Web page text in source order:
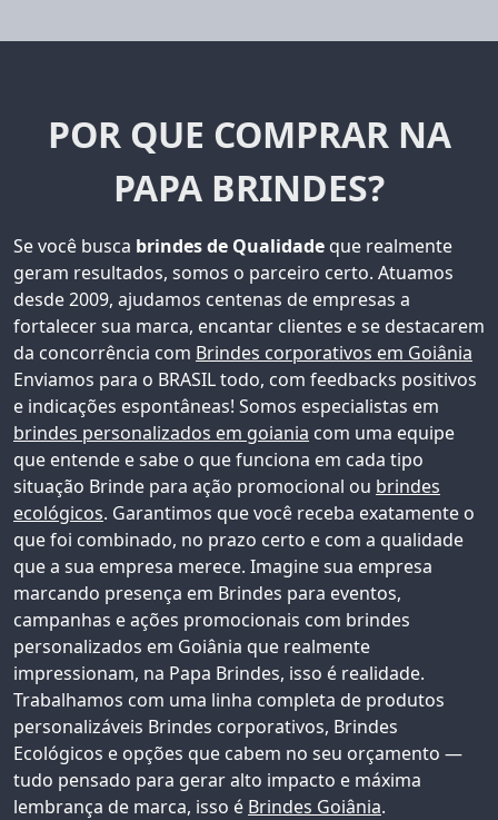
POR QUE COMPRAR NA
PAPA BRINDES?
Se você busca brindes de Qualidade que realmente
geram resultados, somos o parceiro certo. Atuamos
desde 2009, ajudamos centenas de empresas a
fortalecer sua marca, encantar clientes e se destacarem
da concorrência com Brindes corporativos em Goiânia
Enviamos para o BRASIL todo, com feedbacks positivos
e indicações espontâneas! Somos especialistas em
brindes personalizados em goiania com uma equipe
que entende e sabe o que funciona em cada tipo
situação Brinde para ação promocional ou brindes
ecológicos. Garantimos que você receba exatamente o
que foi combinado, no prazo certo e com a qualidade
que a sua empresa merece. Imagine sua empresa
marcando presença em Brindes para eventos,
campanhas e ações promocionais com brindes
personalizados em Goiânia que realmente
impressionam, na Papa Brindes, isso é realidade.
Trabalhamos com uma linha completa de produtos
personalizáveis Brindes corporativos, Brindes
Ecológicos e opções que cabem no seu orçamento —
tudo pensado para gerar alto impacto e máxima
lembrança de marca, isso é Brindes Goiânia.